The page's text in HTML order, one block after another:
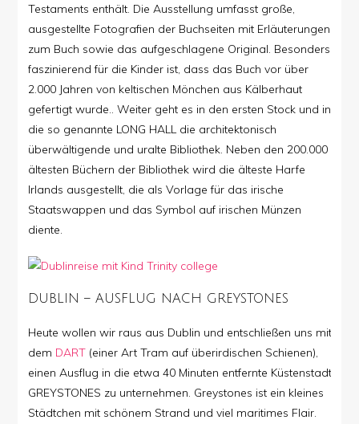
Testaments enthält. Die Ausstellung umfasst große,
ausgestellte Fotografien der Buchseiten mit Erläuterungen
zum Buch sowie das aufgeschlagene Original. Besonders
faszinierend für die Kinder ist, dass das Buch vor über
2.000 Jahren von keltischen Mönchen aus Kälberhaut
gefertigt wurde.. Weiter geht es in den ersten Stock und in
die so genannte LONG HALL die architektonisch
überwältigende und uralte Bibliothek. Neben den 200.000
ältesten Büchern der Bibliothek wird die älteste Harfe
Irlands ausgestellt, die als Vorlage für das irische
Staatswappen und das Symbol auf irischen Münzen
diente.
DUBLIN – AUSFLUG NACH GREYSTONES
Heute wollen wir raus aus Dublin und entschließen uns mit
dem DART (einer Art Tram auf überirdischen Schienen),
einen Ausflug in die etwa 40 Minuten entfernte Küstenstadt
GREYSTONES zu unternehmen. Greystones ist ein kleines
Städtchen mit schönem Strand und viel maritimes Flair.